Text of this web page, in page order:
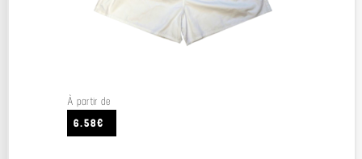
À partir de
6.58€